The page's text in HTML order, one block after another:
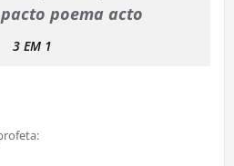
poema acto
3 EM 1